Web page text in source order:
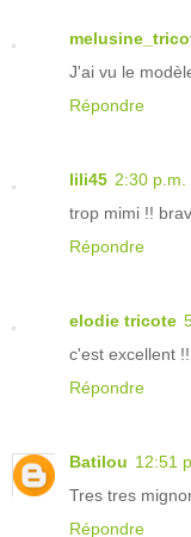
J'ai vu le
Répondre
lili45 2:30 p.m.
trop mimi !!
Répondre
elodie tricote
c'est excellent
Répondre
Batilou 12:51
Tres tres
Répondre